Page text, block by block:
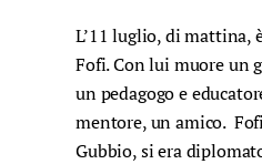
L’11 luglio, di mattina,
Fofi. Con lui muore un
un pedagogo e
mentore, un amico.
Gubbio, si era